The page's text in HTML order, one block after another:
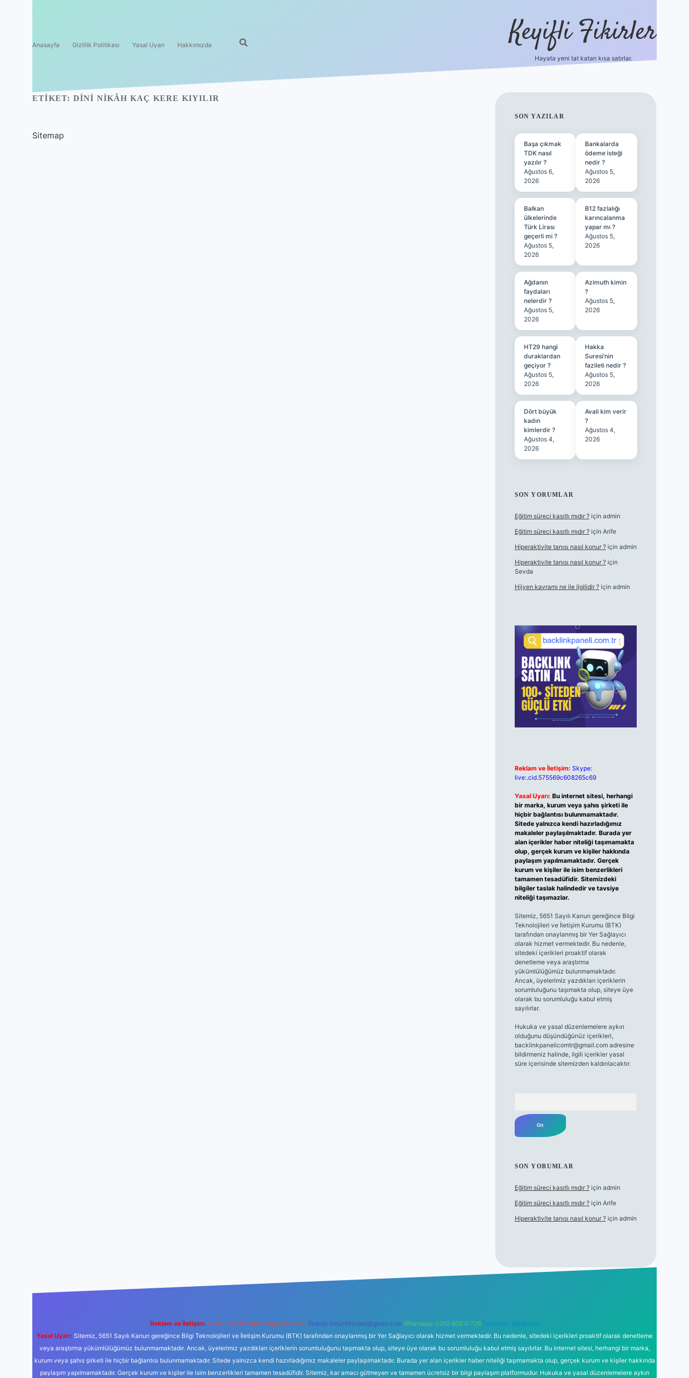
Anasayfa Gizlilik Politikası Yasal Uyarı Hakkımızda Keyifli Fikirler
Hayata yeni tat katan kısa satırlar.
ETIKET: DINI NIKÂH KAÇ KERE KIYILIR
Sitemap
SIDEBAR
SON YAZILAR
Başa çıkmak
TDK nasıl
yazılır ?
Ağustos 6,
2026
Bankalarda
ödeme isteği
nedir ?
Ağustos 5,
2026
Balkan
ülkelerinde
Türk Lirası
geçerli mi ?
Ağustos 5,
2026
B12 fazlalığı
karıncalanma
yapar mı ?
Ağustos 5,
2026
Ağdanın
faydaları
nelerdir ?
Ağustos 5,
2026
Azimuth kimin
?
Ağustos 5,
2026
HT29 hangi
duraklardan
geçiyor ?
Ağustos 5,
2026
Hakka
Suresi’nin
fazileti nedir ?
Ağustos 5,
2026
Dört büyük
kadın
kimlerdir ?
Ağustos 4,
2026
Avali kim verir
?
Ağustos 4,
2026
SON YORUMLAR
Eğitim süreci kasıtlı mıdır ?için admin
Eğitim süreci kasıtlı mıdır ?için Arife
Hiperaktivite tanısı nasıl konur ?için admin
Hiperaktivite tanısı nasıl konur ?için
Sevda
Hijyen kavramı ne ile ilgilidir ?için admin
Reklam ve İletişim: Skype:
live:.cid.575569c608265c69
Yasal Uyarı: Bu internet sitesi, herhangi
bir marka, kurum veya şahıs şirketi ile
hiçbir bağlantısı bulunmamaktadır.
Sitede yalnızca kendi hazırladığımız
makaleler paylaşılmaktadır. Burada yer
alan içerikler haber niteliği taşımamakta
olup, gerçek kurum ve kişiler hakkında
paylaşım yapılmamaktadır. Gerçek
kurum ve kişiler ile isim benzerlikleri
tamamen tesadüfidir. Sitemizdeki
bilgiler taslak halindedir ve tavsiye
niteliği taşımazlar.
Sitemiz, 5651 Sayılı Kanun gereğince Bilgi
Teknolojileri ve İletişim Kurumu (BTK)
tarafından onaylanmış bir Yer Sağlayıcı
olarak hizmet vermektedir. Bu nedenle,
sitedeki içerikleri proaktif olarak
denetleme veya araştırma
yükümlülüğümüz bulunmamaktadır.
Ancak, üyelerimiz yazdıkları içeriklerin
sorumluluğunu taşımakta olup, siteye üye
olarak bu sorumluluğu kabul etmiş
sayılırlar.
Hukuka ve yasal düzenlemelere aykırı
olduğunu düşündüğünüz içerikleri,
backlinkpanelicomtr@gmail.comadresine
bildirmeniz halinde, ilgili içerikler yasal
süre içerisinde sitemizden kaldırılacaktır.
SON YORUMLAR
Eğitim süreci kasıtlı mıdır ?için admin
Eğitim süreci kasıtlı mıdır ?için Arife
Hiperaktivite tanısı nasıl konur ?için admin
vd casino giriş
Reklam ve İletişim: E-mail: backlinkpaneli@gmail.com Teams: forumhizmeti@gmail.com Whatsapp: 0262 606 0 726 Telegram: @karabul
Yasal Uyarı: Sitemiz, 5651 Sayılı Kanun gereğince Bilgi Teknolojileri ve İletişim Kurumu (BTK) tarafından onaylanmış bir Yer Sağlayıcı olarak hizmet vermektedir. Bu nedenle, sitedeki içerikleri proaktif olarak denetleme
veya araştırma yükümlülüğümüz bulunmamaktadır. Ancak, üyelerimiz yazdıkları içeriklerin sorumluluğunu taşımakta olup, siteye üye olarak bu sorumluluğu kabul etmiş sayılırlar. Bu internet sitesi, herhangi bir marka,
kurum veya şahıs şirketi ile hiçbir bağlantısı bulunmamaktadır. Sitede yalnızca kendi hazırladığımız makaleler paylaşılmaktadır. Burada yer alan içerikler haber niteliği taşımamakta olup, gerçek kurum ve kişiler hakkında
paylaşım yapılmamaktadır. Gerçek kurum ve kişiler ile isim benzerlikleri tamamen tesadüfidir. Sitemiz, kar amacı gütmeyen ve tamamen ücretsiz bir bilgi paylaşım platformudur. Hukuka ve yasal düzenlemelere aykırı